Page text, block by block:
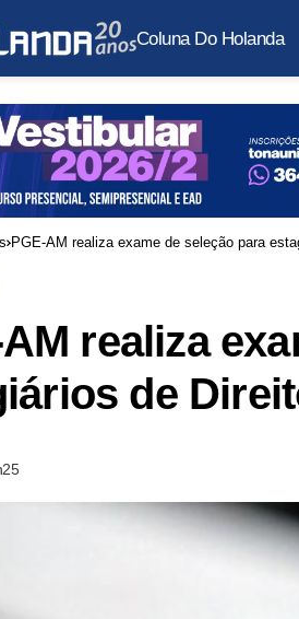
Coluna Do Holanda
PGE-AM realiza exame de seleção para
realiza
de